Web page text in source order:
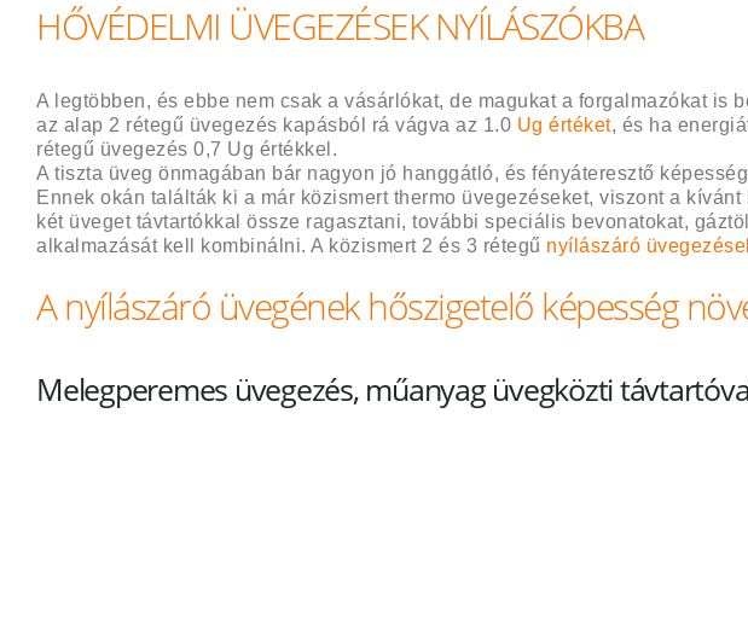
HŐVÉDELMI ÜVEGEZÉSEK NYÍLÁSZÓKBA
A legtöbben, és ebbe nem csak a vásárlókat, de magukat a forgalmazókat is
az alap 2 rétegű üvegezés kapásból rá vágva az 1.0 Ug értéket, és ha
rétegű üvegezés 0,7 Ug értékkel.
A tiszta üveg önmagában bár nagyon jó hanggátló, és fényáteresztő
Ennek okán találták ki a már közismert thermo üvegezéseket, viszont a
két üveget távtartókkal össze ragasztani, további speciális bevonatokat,
alkalmazását kell kombinálni. A közismert 2 és 3 rétegű nyílászáró
A nyílászáró üvegének hőszigetelő képesség
Melegperemes üvegezés, műanyag üvegközti